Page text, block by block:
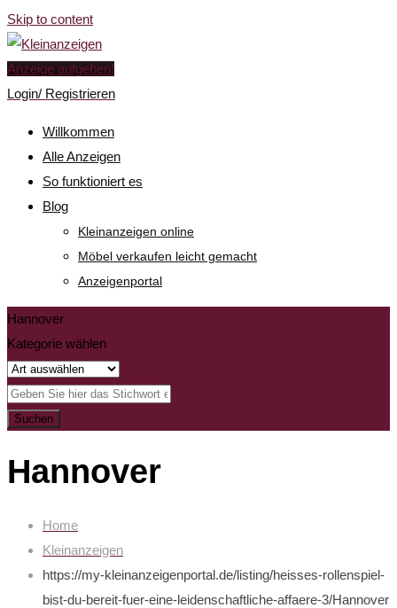
Skip to content
Anzeige aufgeben!
Login/ Registrieren
Willkommen
Alle Anzeigen
So funktioniert es
Blog
Kleinanzeigen online
Möbel verkaufen leicht gemacht
Anzeigenportal
Hannover
Kategorie wählen
Suchen
Hannover
Home
Kleinanzeigen
https://my-kleinanzeigenportal.de/listing/heisses-rollenspiel-
bist-du-bereit-fuer-eine-leidenschaftliche-affaere-3/Hannover